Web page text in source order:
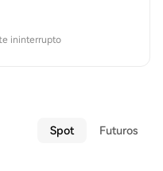
ininterrupto
Spot Futuros